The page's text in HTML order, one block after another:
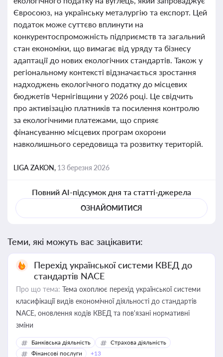
Євросоюз, на українську металургію та експорт. Цей
податок може суттєво вплинути на
конкурентоспроможність підприємств та загальний
стан економіки, що вимагає від уряду та бізнесу
адаптації до нових екологічних стандартів. Також у
регіональному контексті відзначається зростання
надходжень екологічного податку до місцевих
бюджетів Чернігівщини у 2026 році. Це свідчить
про активізацію платників та посилення контролю
за екологічними платежами, що сприяє
фінансуванню місцевих програм охорони
навколишнього середовища та розвитку територій.
LIGA ZAKON, 13 березня 2026
Повний AI-підсумок дня та статті-джерела
ОЗНАЙОМИТИСЯ
Теми, які можуть вас зацікавити:
Перехід української системи КВЕД до
стандартів NACE
Про що тема: Тема охоплює перехід української системи
класифікації видів економічної діяльності до стандартів
NACE, оновлення кодів КВЕД та пов'язані нормативні
зміни
Банківська діяльність
Страхова діяльність
Фінансові послуги
+13